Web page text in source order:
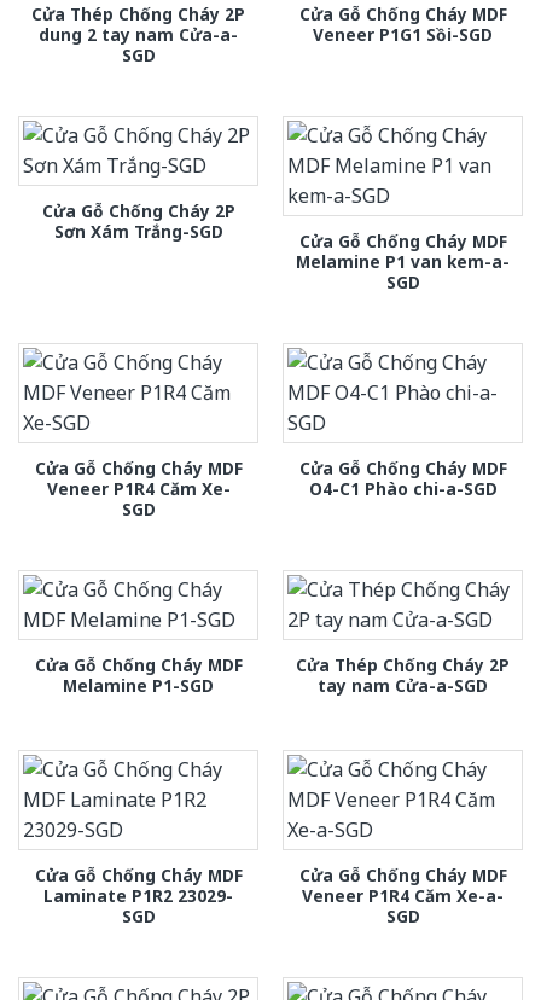
Cửa Thép Chống Cháy 2P
dung 2 tay nam Cửa-a-
SGD
Cửa Gỗ Chống Cháy MDF
Veneer P1G1 Sồi-SGD
Cửa Gỗ Chống Cháy 2P
Sơn Xám Trắng-SGD
Cửa Gỗ Chống Cháy MDF
Melamine P1 van kem-a-
SGD
Cửa Gỗ Chống Cháy MDF
Veneer P1R4 Căm Xe-
SGD
Cửa Gỗ Chống Cháy MDF
O4-C1 Phào chi-a-SGD
Cửa Gỗ Chống Cháy MDF
Melamine P1-SGD
Cửa Thép Chống Cháy 2P
tay nam Cửa-a-SGD
Cửa Gỗ Chống Cháy MDF
Laminate P1R2 23029-
SGD
Cửa Gỗ Chống Cháy MDF
Veneer P1R4 Căm Xe-a-
SGD